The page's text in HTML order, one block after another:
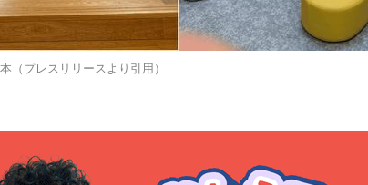
（プレスリリースより引用）